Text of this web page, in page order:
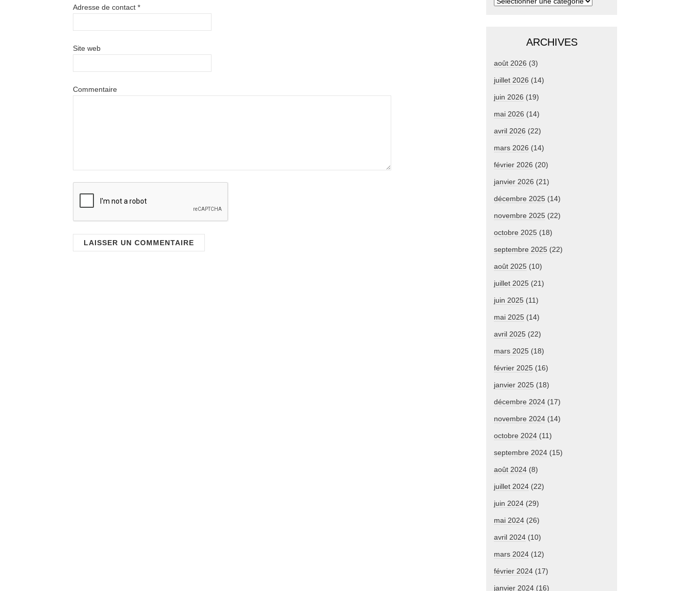
Adresse de contact *
Site web
Commentaire
ARCHIVES
août 2026 (3)
juillet 2026 (14)
juin 2026 (19)
mai 2026 (14)
avril 2026 (22)
mars 2026 (14)
février 2026 (20)
janvier 2026 (21)
décembre 2025 (14)
novembre 2025 (22)
octobre 2025 (18)
septembre 2025 (22)
août 2025 (10)
juillet 2025 (21)
juin 2025 (11)
mai 2025 (14)
avril 2025 (22)
mars 2025 (18)
février 2025 (16)
janvier 2025 (18)
décembre 2024 (17)
novembre 2024 (14)
octobre 2024 (11)
septembre 2024 (15)
août 2024 (8)
juillet 2024 (22)
juin 2024 (29)
mai 2024 (26)
avril 2024 (10)
mars 2024 (12)
février 2024 (17)
janvier 2024 (16)